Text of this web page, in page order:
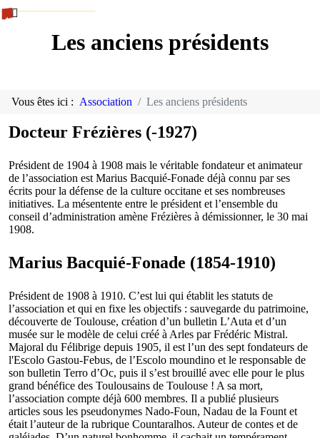
Les anciens présidents
Vous êtes ici : Association Les anciens présidents
Docteur Frézières (-1927)
Président de 1904 à 1908 mais le véritable fondateur et animateur
de l’association est Marius Bacquié-Fonade déjà connu par ses
écrits pour la défense de la culture occitane et ses nombreuses
initiatives. La mésentente entre le président et l’ensemble du
conseil d’administration amène Frézières à démissionner, le 30 mai
1908.
Marius Bacquié-Fonade (1854-1910)
Président de 1908 à 1910. C’est lui qui établit les statuts de
l’association et qui en fixe les objectifs : sauvegarde du patrimoine,
découverte de Toulouse, création d’un bulletin L’Auta et d’un
musée sur le modèle de celui créé à Arles par Frédéric Mistral.
Majoral du Félibrige depuis 1905, il est l’un des sept fondateurs de
l'Escolo Gastou-Febus, de l’Escolo moundino et le responsable de
son bulletin Terro d’Oc, puis il s’est brouillé avec elle pour le plus
grand bénéfice des Toulousains de Toulouse ! A sa mort,
l’association compte déjà 600 membres. Il a publié plusieurs
articles sous les pseudonymes Nado-Foun, Nadau de la Fount et
était l’auteur de la rubrique Countaralhos. Auteur de contes et de